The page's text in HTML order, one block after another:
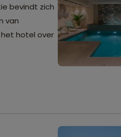
bevindt zich
van
hotel over